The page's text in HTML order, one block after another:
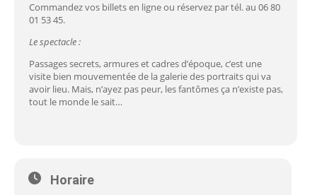
Commandez vos billets en ligne ou réservez par tél. au 06 80
01 53 45.
Le spectacle :
Passages secrets, armures et cadres d’époque, c’est une
visite bien mouvementée de la galerie des portraits qui va
avoir lieu. Mais, n’ayez pas peur, les fantômes ça n’existe pas,
tout le monde le sait…
Horaire